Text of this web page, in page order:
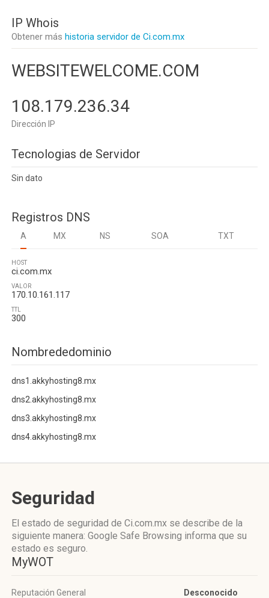
IP Whois
Obtener más historia servidor de Ci.com.mx
WEBSITEWELCOME.COM
108.179.236.34
Dirección IP
Tecnologias de Servidor
Sin dato
Registros DNS
A MX NS SOA TXT
HOST
ci.com.mx
VALOR
170.10.161.117
TTL
300
Nombrededominio
dns1.akkyhosting8.mx
dns2.akkyhosting8.mx
dns3.akkyhosting8.mx
dns4.akkyhosting8.mx
Seguridad
El estado de seguridad de Ci.com.mx se describe de la
siguiente manera: Google Safe Browsing informa que su
estado es seguro.
MyWOT
Reputación General Desconocido